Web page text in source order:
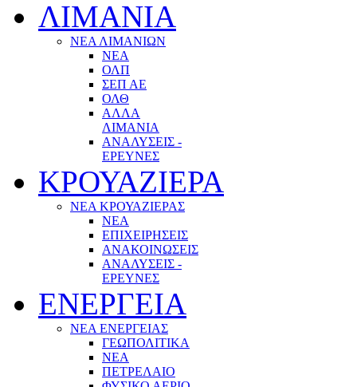
ΛΙΜΑΝΙΑ
ΝΕΑ ΛΙΜΑΝΙΩΝ
ΝΕΑ
ΟΛΠ
ΣΕΠ ΑΕ
ΟΛΘ
ΑΛΛΑ
ΛΙΜΑΝΙΑ
ΑΝΑΛΥΣΕΙΣ -
ΕΡΕΥΝΕΣ
ΚΡΟΥΑΖΙΕΡΑ
ΝΕΑ ΚΡΟΥΑΖΙΕΡΑΣ
NEA
ΕΠΙΧΕΙΡΗΣΕΙΣ
ΑΝΑΚΟΙΝΩΣΕΙΣ
ΑΝΑΛΥΣΕΙΣ -
ΕΡΕΥΝΕΣ
ΕΝΕΡΓΕΙΑ
ΝΕΑ ΕΝΕΡΓΕΙΑΣ
ΓΕΩΠΟΛΙΤΙΚΑ
ΝΕΑ
ΠΕΤΡΕΛΑΙΟ